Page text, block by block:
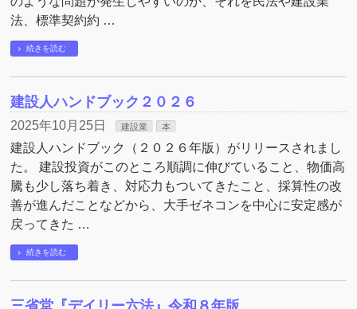
法、標準契約約 …
続きを読む
建設人ハンドブック２０２６
2025年10月25日 建設業 本
建設人ハンドブック（２０２６年版）がリリースされまし
た。 建設投資がこのところ順調に伸びていること、物価高
騰も少し落ち着き、対応力もついてきたこと、採算性の改
善が進んだことなどから、大手ゼネコンを中心に安定感が
戻ってきた …
続きを読む
三省堂『デイリー六法』令和８年版